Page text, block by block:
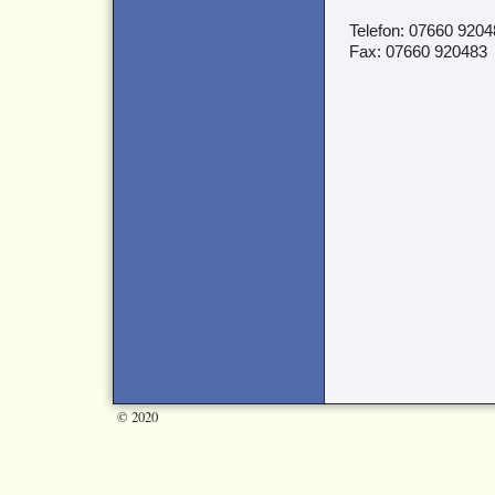
Telefon: 07660
Fax: 07660 920483
© 2020